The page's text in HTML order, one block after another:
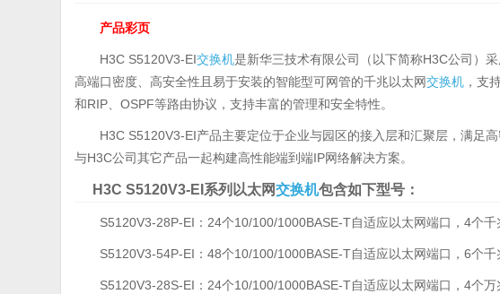
产品彩页
H3C S5120V3-EI交换机是新华三技术有限公司（以下简称H3C公司）
高端口密度、高安全性且易于安装的智能型可网管的千兆以太网交换机 ，支
和RIP、OSPF等路由协议，支持丰富的管理和安全特性。
H3C S5120V3-EI产品主要定位于企业与园区的接入层和汇聚层，满足
与H3C公司其它产品一起构建高性能端到端IP网络解决方案。
H3C S5120V3-EI系列以太网交换机包含如下型号：
S5120V3-28P-EI：24个10/100/1000BASE-T自适应以太网端口，4个千
S5120V3-54P-EI：48个10/100/1000BASE-T自适应以太网端口，6个千
S5120V3-28S-EI：24个10/100/1000BASE-T自适应以太网端口，4个万